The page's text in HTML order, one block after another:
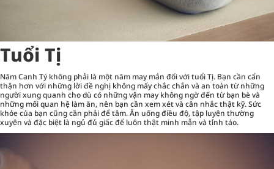
Tuổi Tị
Năm Canh Tý không phải là một năm may mắn đối với tuổi Tị. Bạn cần cẩn
thận hơn với những lời đề nghị không mấy chắc chắn và an toàn từ những
người xung quanh cho dù có những vận may không ngờ đến từ bạn bè và
những mối quan hệ làm ăn, nên bạn cần xem xét và cân nhắc thật kỹ. Sức
khỏe của bạn cũng cần phải để tâm. Ăn uống điều độ, tập luyện thường
xuyên và đặc biệt là ngủ đủ giấc để luôn thật minh mẫn và tỉnh táo.